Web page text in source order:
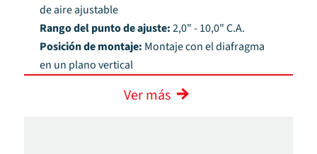
de aire ajustable
Rango del punto de ajuste:2,0" - 10,0" C.A.
Posición de montaje: Montaje con el diafragma
en un plano vertical
Ver más